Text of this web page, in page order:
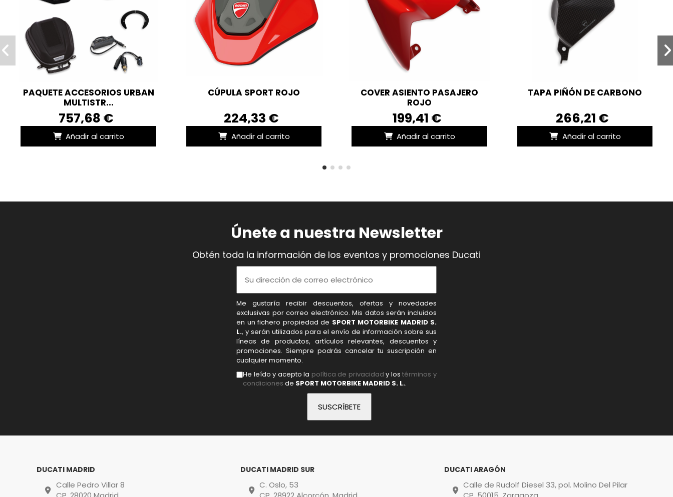
PAQUETE ACCESORIOS URBAN
MULTISTR...
757,68 €
Añadir al carrito
CÚPULA SPORT ROJO
224,33 €
Añadir al carrito
COVER ASIENTO PASAJERO
ROJO
199,41 €
Añadir al carrito
TAPA PIÑÓN DE CARBONO
266,21 €
Añadir al carrito
Únete a nuestra Newsletter
Obtén toda la información de los eventos y promociones Ducati
Me gustaría recibir descuentos, ofertas y novedades
exclusivas por correo electrónico. Mis datos serán incluidos
en un fichero propiedad de SPORT MOTORBIKE MADRID S.
L., y serán utilizados para el envío de información sobre sus
líneas de productos, artículos relevantes, descuentos y
promociones. Siempre podrás cancelar tu suscripción en
cualquier momento.
He leído y acepto la política de privacidad y lostérminos y
condiciones de SPORT MOTORBIKE MADRID S. L..
DUCATI MADRID
Calle Pedro Villar 8
DUCATI MADRID SUR
C. Oslo, 53
DUCATI ARAGÓN
Calle de Rudolf Diesel 33, pol. Molino Del Pilar